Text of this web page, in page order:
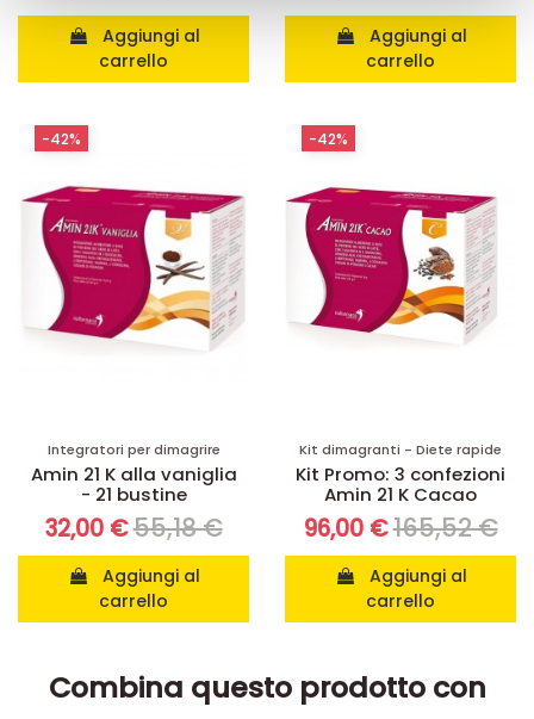
raccolto dal suo utilizzo dei loro servizi.
carrello
carrello
Integratori per dimagrire
Amin 21 K alla vaniglia
- 21 bustine
32,00 €55,18 €
carrello
-42%
Kit dimagranti - Diete rapide
Kit Promo: 3 confezioni
Amin 21 K Cacao
96,00 €165,52 €
carrello
-42%
Combina questo prodotto con